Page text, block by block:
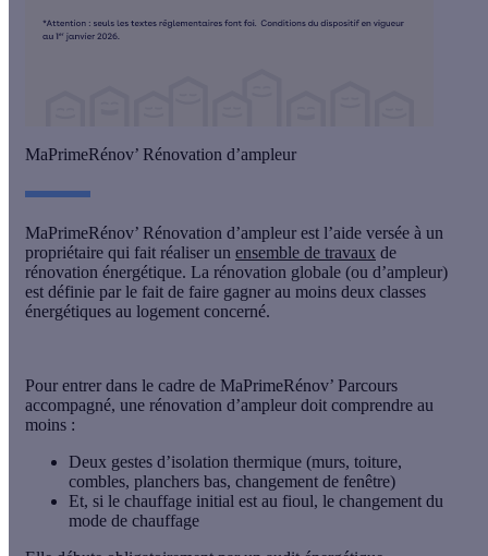
MaPrimeRénov’ Rénovation d’ampleur
MaPrimeRénov’ Rénovation d’ampleur est l’aide versée à un
propriétaire qui fait réaliser un ensemble de travaux de
rénovation énergétique. La rénovation globale (ou d’ampleur)
est définie par le fait de faire gagner au moins deux classes
énergétiques au logement concerné.
Pour entrer dans le cadre de MaPrimeRénov’ Parcours
accompagné, une rénovation d’ampleur doit comprendre au
moins :
Deux gestes d’isolation thermique (murs, toiture,
combles, planchers bas, changement de fenêtre)
Et, si le chauffage initial est au fioul, le changement du
mode de chauffage